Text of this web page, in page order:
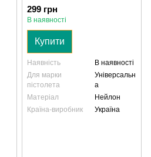
чорний (036)
299 грн
В наявності
Купити
Наявність
В наявності
Для марки
пістолета
Універсальн
а
Матеріал
Нейлон
Країна-виробник
Україна